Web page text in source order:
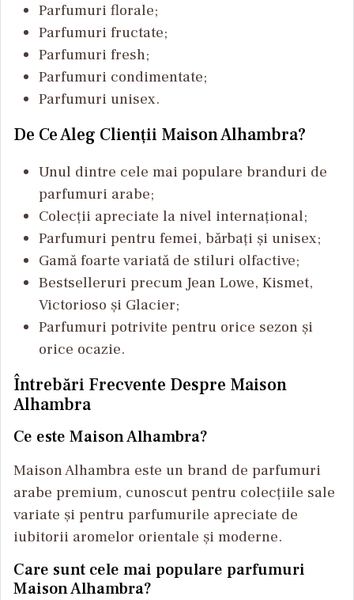
Parfumuri florale;
Parfumuri fructate;
Parfumuri fresh;
Parfumuri condimentate;
Parfumuri unisex.
De Ce Aleg Clienții Maison Alhambra?
Unul dintre cele mai populare branduri de
parfumuri arabe;
Colecții apreciate la nivel internațional;
Parfumuri pentru femei, bărbați și unisex;
Gamă foarte variată de stiluri olfactive;
Bestselleruri precum Jean Lowe, Kismet,
Victorioso și Glacier;
Parfumuri potrivite pentru orice sezon și
orice ocazie.
Întrebări Frecvente Despre Maison
Alhambra
Ce este Maison Alhambra?
Maison Alhambra este un brand de parfumuri
arabe premium, cunoscut pentru colecțiile sale
variate și pentru parfumurile apreciate de
iubitorii aromelor orientale și moderne.
Care sunt cele mai populare parfumuri
Maison Alhambra?